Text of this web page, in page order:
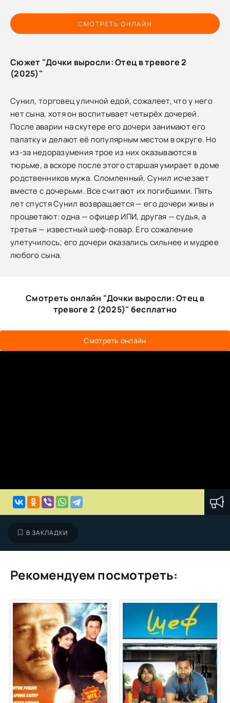
СМОТРЕТЬ ОНЛАЙН
Сюжет "Дочки выросли: Отец в тревоге 2
(2025)"
Сунил, торговец уличной едой, сожалеет, что у него
нет сына, хотя он воспитывает четырёх дочерей.
После аварии на скутере его дочери занимают его
палатку и делают её популярным местом в округе. Но
из-за недоразумения трое из них оказываются в
тюрьме, а вскоре после этого старшая умирает в доме
родственников мужа. Сломленный, Сунил исчезает
вместе с дочерьми. Все считают их погибшими. Пять
лет спустя Сунил возвращается — его дочери живы и
процветают: одна — офицер ИПИ, другая — судья, а
третья — известный шеф-повар. Его сожаление
улетучилось; его дочери оказались сильнее и мудрее
любого сына.
Смотреть онлайн "Дочки выросли: Отец в
тревоге 2 (2025)" бесплатно
Смотреть онлайн
В ЗАКЛАДКИ
Рекомендуем посмотреть: